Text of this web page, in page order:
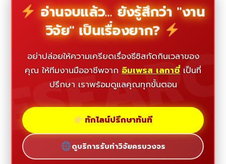
อ่านจบแล้ว... ยังรู้สึกว่า "งาน
วิจัย" เป็นเรื่องยาก?
อย่าปล่อยให้ความเครียดเรื่องธีซิสกัดกินเวลาของ
คุณ ให้ทีมงานมืออาชีพจาก อิมเพรส เลกาซี่ เป็นที่
ปรึกษา เราพร้อมดูแลคุณทุกขั้นตอน
ทักไลน์ปรึกษาทันที
ดูบริการรับทำวิจัยครบวงจร